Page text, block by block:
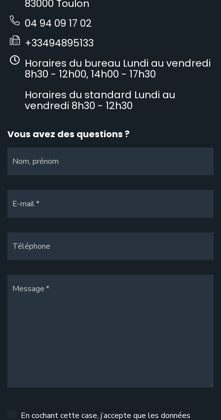
83000 Toulon
04 94 09 17 02
+33494895133
Horaires du bureau Lundi au vendredi
8h30 - 12h00, 14h00 - 17h30
Horaires du standard Lundi au
vendredi 8h30 - 12h30
Vous avez des questions ?
Nom, prénom
E-mail
Téléphone
Message
En cochant cette case, j’accepte que les données